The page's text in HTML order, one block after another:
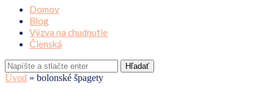
Domov
Blog
Výzva na chudnutie
Členská
Hľadať
Úvod » bolonské špagety